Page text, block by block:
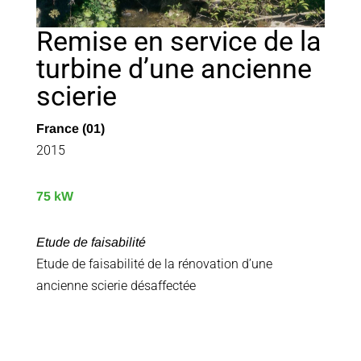
Remise en service de la
turbine d’une ancienne
scierie
France (01)
2015
75 kW
Etude de faisabilité
Etude de faisabilité de la rénovation d’une
ancienne scierie désaffectée